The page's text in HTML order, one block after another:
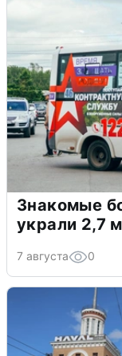
Знакомые
украли 2,7
7 августа 0